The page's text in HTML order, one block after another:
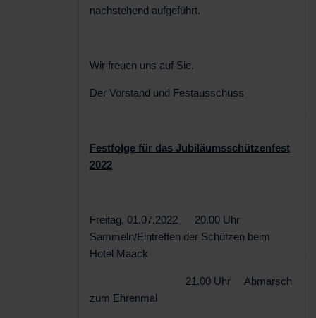
nachstehend aufgeführt.
Wir freuen uns auf Sie.
Der Vorstand und Festausschuss
Festfolge für das Jubiläumsschützenfest
2022
Freitag, 01.07.2022 20.00 Uhr
Sammeln/Eintreffen der Schützen beim
Hotel Maack
21.00 Uhr Abmarsch
zum Ehrenmal